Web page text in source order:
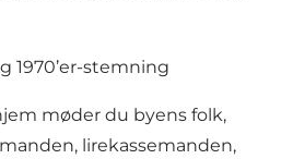
1970’er-stemning
møder du byens folk,
lirekassemanden,